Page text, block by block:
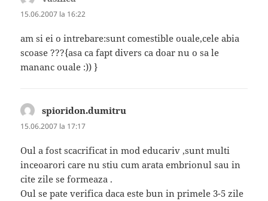
15.06.2007 la 16:22
am si ei o intrebare:sunt comestible ouale,cele abia
scoase ???{asa ca fapt divers ca doar nu o sa le
mananc ouale :)) }
spioridon.dumitru
15.06.2007 la 17:17
Oul a fost scacrificat in mod educariv ,sunt multi
inceoarori care nu stiu cum arata embrionul sau in
cite zile se formeaza .
Oul se pate verifica daca este bun in primele 3-5 zile